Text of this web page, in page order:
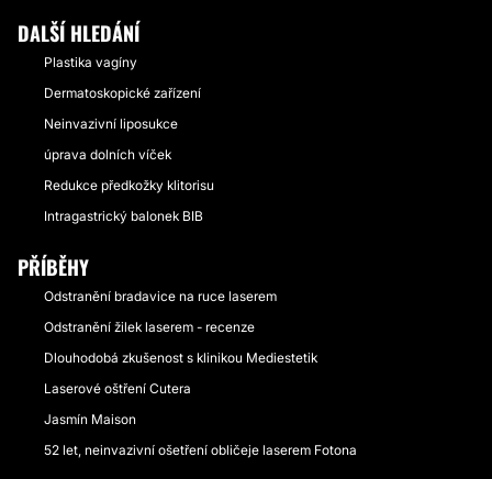
DALŠÍ HLEDÁNÍ
Plastika vagíny
Dermatoskopické zařízení
Neinvazivní liposukce
úprava dolních víček
Redukce předkožky klitorisu
Intragastrický balonek BIB
PŘÍBĚHY
Odstranění bradavice na ruce laserem
Odstranění žilek laserem - recenze
Dlouhodobá zkušenost s klinikou Mediestetik
Laserové oštření Cutera
Jasmín Maison
52 let, neinvazivní ošetření obličeje laserem Fotona